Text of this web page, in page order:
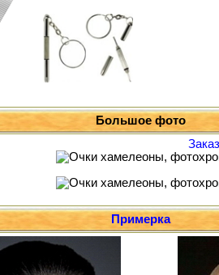
Большое фото
Примерка